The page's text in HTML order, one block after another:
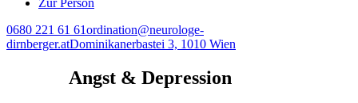
Zur Person
0680 221 61 61ordination@neurologe-
dirnberger.atDominikanerbastei 3, 1010 Wien
Angst & Depression